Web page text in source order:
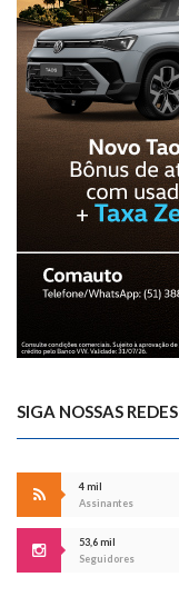
SIGA NOSSAS REDES
4 mil
Assinantes
53,6 mil
Seguidores